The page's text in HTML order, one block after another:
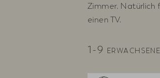
Zimmer. Natürlich
einen TV.
1-9 ERWACHSENE